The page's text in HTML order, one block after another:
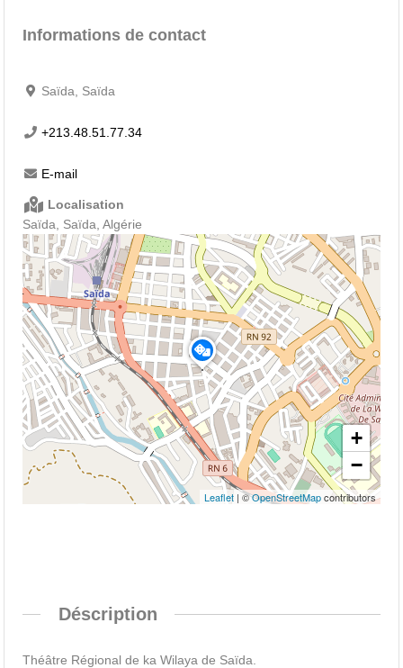
Informations de contact
Saïda, Saïda
+213.48.51.77.34
E-mail
Localisation
Saïda, Saïda, Algérie
+
−
Leaflet| ©OpenStreetMapcontributors
Déscription
Théâtre Régional de ka Wilaya de Saïda.